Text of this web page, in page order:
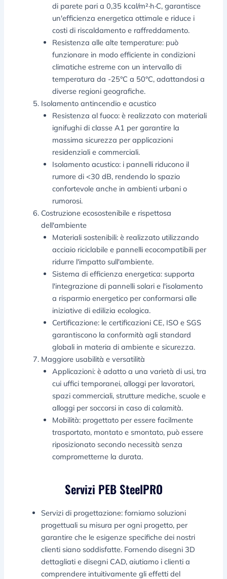
di parete pari a 0,35 kcal/m²·h·C, garantisce
un'efficienza energetica ottimale e riduce i
costi di riscaldamento e raffreddamento.
Resistenza alle alte temperature: può
funzionare in modo efficiente in condizioni
climatiche estreme con un intervallo di
temperatura da -25°C a 50°C, adattandosi a
diverse regioni geografiche.
Isolamento antincendio e acustico
Resistenza al fuoco: è realizzato con materiali
ignifughi di classe A1 per garantire la
massima sicurezza per applicazioni
residenziali e commerciali.
Isolamento acustico: i pannelli riducono il
rumore di <30 dB, rendendo lo spazio
confortevole anche in ambienti urbani o
rumorosi.
Costruzione ecosostenibile e rispettosa
dell'ambiente
Materiali sostenibili: è realizzato utilizzando
acciaio riciclabile e pannelli ecocompatibili per
ridurre l'impatto sull'ambiente.
Sistema di efficienza energetica: supporta
l'integrazione di pannelli solari e l'isolamento
a risparmio energetico per conformarsi alle
iniziative di edilizia ecologica.
Certificazione: le certificazioni CE, ISO e SGS
garantiscono la conformità agli standard
globali in materia di ambiente e sicurezza.
Maggiore usabilità e versatilità
Applicazioni: è adatto a una varietà di usi, tra
cui uffici temporanei, alloggi per lavoratori,
spazi commerciali, strutture mediche, scuole e
alloggi per soccorsi in caso di calamità.
Mobilità: progettato per essere facilmente
trasportato, montato e smontato, può essere
riposizionato secondo necessità senza
comprometterne la durata.
Servizi PEB SteelPRO
Servizi di progettazione: forniamo soluzioni
progettuali su misura per ogni progetto, per
garantire che le esigenze specifiche dei nostri
clienti siano soddisfatte. Fornendo disegni 3D
dettagliati e disegni CAD, aiutiamo i clienti a
comprendere intuitivamente gli effetti del